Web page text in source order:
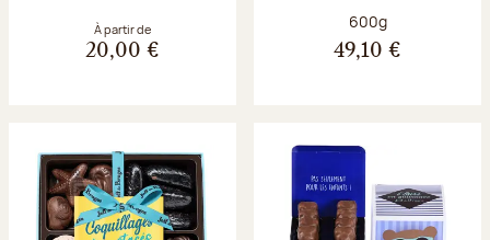
À partir de
20,00 €
Poids net :
600g
49,10 €